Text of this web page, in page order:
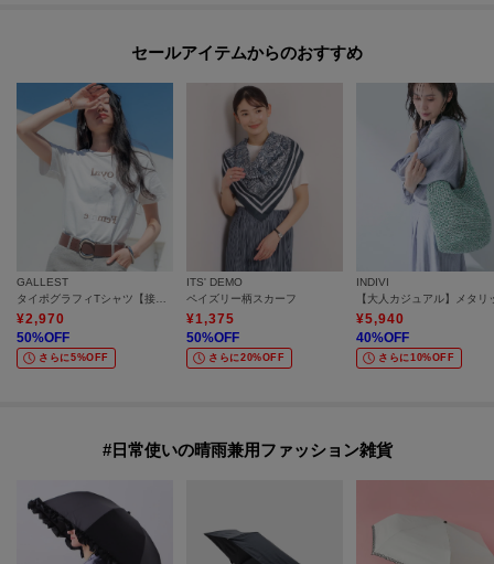
セールアイテムからのおすすめ
GALLEST
¥2,970
50%OFF
さらに5%OFF
ITS' DEMO
ペイズリー柄スカーフ
¥1,375
50%OFF
さらに20%OFF
INDIVI
¥5,940
40%OFF
さらに10%OFF
#日常使いの晴雨兼用ファッション雑貨